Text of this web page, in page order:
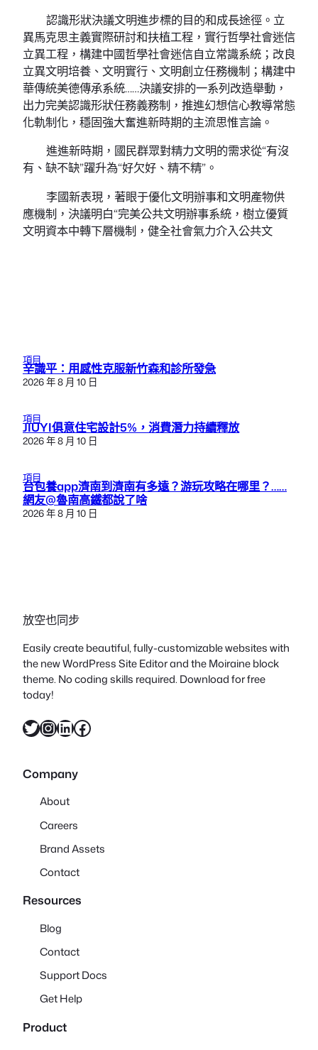
認識形狀決議文明進步標的目的和成長途徑。立
異馬克思主義實際研討和扶植工程，實行哲學社會迷信
立異工程，構建中國哲學社會迷信自立常識系統；改良
立異文明培養、文明實行、文明創立任務機制；構建中
華傳統美德傳承系統……決議安排的一系列改造舉動，
出力完美認識形狀任務義務制，推進幻想信心教導常態
化軌制化，穩固強大奮進新時期的主流思惟言論。
進進新時期，國民群眾對精力文明的需求從“有沒
有、缺不缺”躍升為“好欠好、精不精”。
李國新表現，著眼于優化文明辦事和文明產物供
應機制，決議明白“完美公共文明辦事系統，樹立優質
文明資本中轉下層機制，健全社會氣力介入公共文
項目
辛識平：用感性克服新竹森和診所發急
2026 年 8 月 10 日
項目
JIUYI俱意住宅設計5%，消費潛力持續釋放
2026 年 8 月 10 日
項目
台包養app濟南到濟南有多遠？游玩攻略在哪里？……
網友@魯南高鐵都說了啥
2026 年 8 月 10 日
放空也同步
Easily create beautiful, fully-customizable websites with
the new WordPress Site Editor and the Moiraine block
theme. No coding skills required. Download for free
today!
X InstagramLinkedIn Facebook
Company
About
Careers
Brand Assets
Contact
Resources
Blog
Contact
Support Docs
Get Help
Product